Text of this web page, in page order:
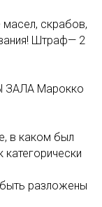
скрабов,
Штраф— 2
Марокко
в каком был
разложены